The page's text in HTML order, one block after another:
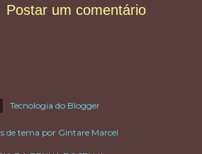
Postar um comentário
Tecnologia do Blogger
de tema por Gintare Marcel